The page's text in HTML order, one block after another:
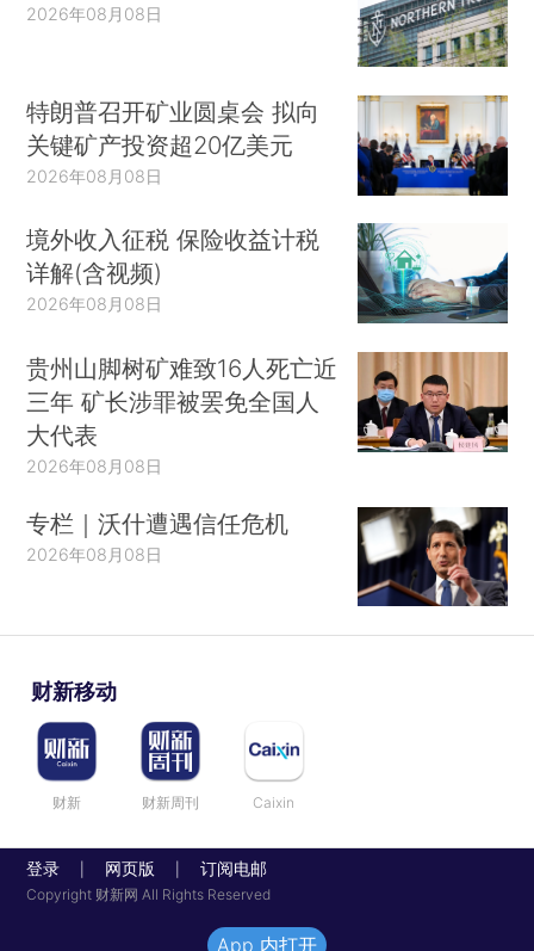
2026年08月08日
特朗普召开矿业圆桌会 拟向
关键矿产投资超20亿美元
2026年08月08日
境外收入征税 保险收益计税
详解(含视频)
2026年08月08日
贵州山脚树矿难致16人死亡近
三年 矿长涉罪被罢免全国人
大代表
2026年08月08日
专栏｜沃什遭遇信任危机
2026年08月08日
财新移动
财新 财新周刊 Caixin
登录 网页版 订阅电邮
Copyright 财新网 All Rights Reserved
App 内打开